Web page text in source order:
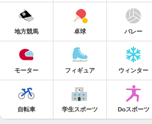
地方競馬 卓球 バレー
モーター フィギュア ウィンター
自転車 学生スポーツ Doスポーツ